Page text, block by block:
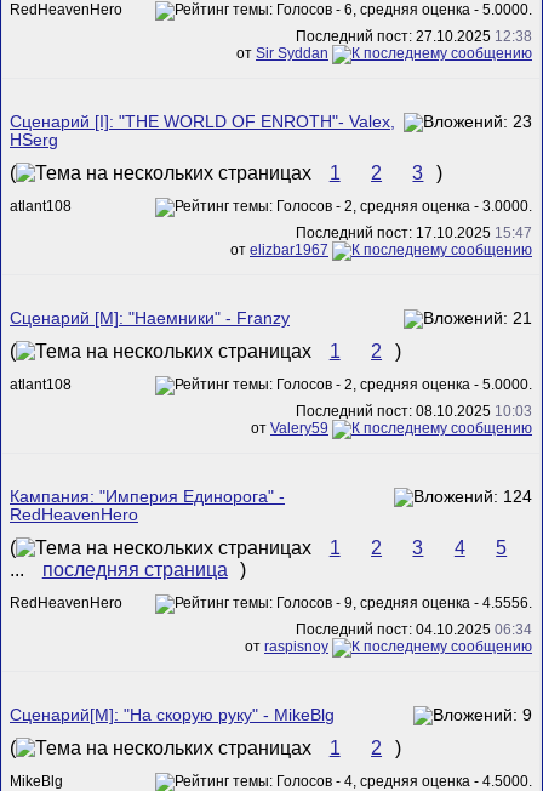
RedHeavenHero
Последний пост: 27.10.2025 12:38
от Sir Syddan
Сценарий [I]: "THE WORLD OF ENROTH"- Valex,
HSerg
( 1 2 3 )
atlant108
Последний пост: 17.10.2025 15:47
от elizbar1967
Сценарий [M]: "Наемники" - Franzy
( 1 2 )
atlant108
Последний пост: 08.10.2025 10:03
от Valery59
Кампания: "Империя Единорога" -
RedHeavenHero
( 1 2 3 4
5
...
последняя страница )
RedHeavenHero
Последний пост: 04.10.2025 06:34
от raspisnoy
Сценарий[M]: "На скорую руку" - MikeBlg
( 1 2 )
MikeBlg